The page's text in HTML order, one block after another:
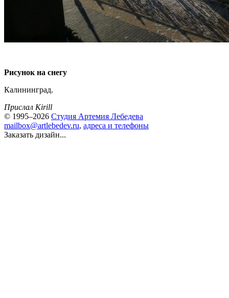
Рисунок на снегу
Калининград.
Прислал Kirill
© 1995–2026 Студия Артемия Лебедева
mailbox@artlebedev.ru, адреса и телефоны
Заказать дизайн...